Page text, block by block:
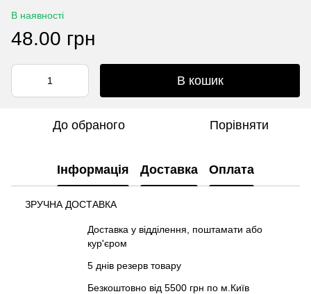
В наявності
48.00 грн
В кошик
До обраного Порівняти
Інформація Доставка Оплата
ЗРУЧНА ДОСТАВКА
Доставка у відділення, поштамати або
кур'єром
5 днів резерв товару
Безкоштовно від 5500 грн по м.Київ